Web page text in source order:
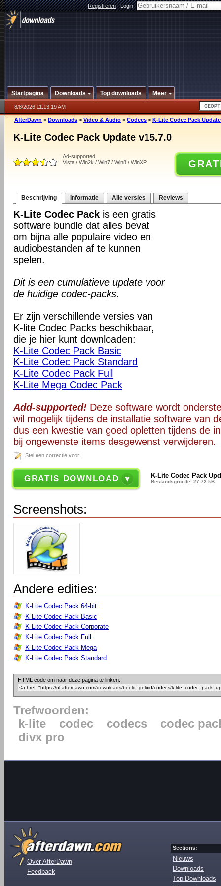
Registreren|Login:
Startpagina Downloads Top downloads Meer
8/8/2026 11:13:19 AM
AfterDawn > Downloads > Video & Audio > Codecs > K-Lite Codec Pack Update
K-Lite Codec Pack Update v15.7.0
Ad-supported
Vista / Win2k / Win7 / Win8 / WinXP
Beschrijving Informatie Alle versies Reviews
K-Lite Codec Pack is een gratis
software bundle dat alles bevat
om bijna alle populaire video en
audiobestanden af te kunnen
spelen.
Dit is een cumulatieve update voor
de huidige codec-packs.
Er zijn verschillende versies van
K-lite Codec Packs beschikbaar,
die je hier kunt downloaden:
K-Lite Codec Pack Basic
K-Lite Codec Pack Standard
K-Lite Codec Pack Full
K-Lite Mega Codec Pack
Add-supported! Deze software wordt
wil mogelijk tijdens de installatie software van
dus een kwestie van goed opletten tijdens de
bij ongewenste items desgewenst verwijderen.
Stel een correctie voor
GRATIS DOWNLOAD K-Lite Codec Pack
Bestandsgrootte: 27.72 kB
Screenshots:
Andere edities:
K-Lite Codec Pack 64-bit
K-Lite Codec Pack Basic
K-Lite Codec Pack Corporate
K-Lite Codec Pack Full
K-Lite Codec Pack Mega
K-Lite Codec Pack Standard
HTML code om naar deze pagina te linken:
Trefwoorden:
k-lite
codec codecs
codec
divx pro
Over AfterDawn
Feedback
Sections:
Nieuws
Downloads
Top Downloads